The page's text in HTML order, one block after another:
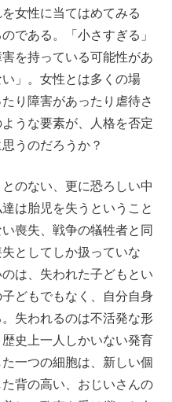
女性に当てはめてみる
である。「小さすぎる」
を持っている可能性があ
」。女性とは多くの場
り障害があったり虐待さ
うな要素が、人格を否定
うのだろうか？
のない、更に恐ろしい中
は胎児を失うということ
喪失、戦争の犠牲者と同
としてしか扱っていな
は、失われた子どもとい
どもでもなく、自分自身
失われるのは不活発な形
史上一人しかいない発育
一つの細胞は、新しい個
背の高い、おじいさんの